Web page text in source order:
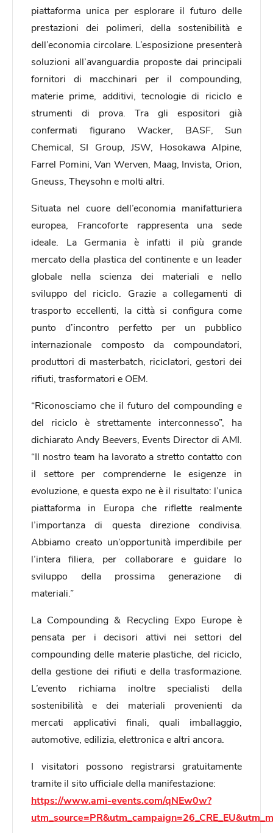
piattaforma unica per esplorare il futuro delle
prestazioni dei polimeri, della sostenibilità e
dell’economia circolare. L’esposizione presenterà
soluzioni all’avanguardia proposte dai principali
fornitori di macchinari per il compounding,
materie prime, additivi, tecnologie di riciclo e
strumenti di prova. Tra gli espositori già
confermati figurano Wacker, BASF, Sun
Chemical, SI Group, JSW, Hosokawa Alpine,
Farrel Pomini, Van Werven, Maag, Invista, Orion,
Gneuss, Theysohn e molti altri.
Situata nel cuore dell’economia manifatturiera
europea, Francoforte rappresenta una sede
ideale. La Germania è infatti il più grande
mercato della plastica del continente e un leader
globale nella scienza dei materiali e nello
sviluppo del riciclo. Grazie a collegamenti di
trasporto eccellenti, la città si configura come
punto d’incontro perfetto per un pubblico
internazionale composto da compoundatori,
produttori di masterbatch, riciclatori, gestori dei
rifiuti, trasformatori e OEM.
“Riconosciamo che il futuro del compounding e
del riciclo è strettamente interconnesso”, ha
dichiarato Andy Beevers, Events Director di AMI.
“Il nostro team ha lavorato a stretto contatto con
il settore per comprenderne le esigenze in
evoluzione, e questa expo ne è il risultato: l’unica
piattaforma in Europa che riflette realmente
l’importanza di questa direzione condivisa.
Abbiamo creato un’opportunità imperdibile per
l’intera filiera, per collaborare e guidare lo
sviluppo della prossima generazione di
materiali.”
La Compounding & Recycling Expo Europe è
pensata per i decisori attivi nei settori del
compounding delle materie plastiche, del riciclo,
della gestione dei rifiuti e della trasformazione.
L’evento richiama inoltre specialisti della
sostenibilità e dei materiali provenienti da
mercati applicativi finali, quali imballaggio,
automotive, edilizia, elettronica e altri ancora.
I visitatori possono registrarsi gratuitamente
tramite il sito ufficiale della manifestazione:
https://www.ami-events.com/qNEw0w?